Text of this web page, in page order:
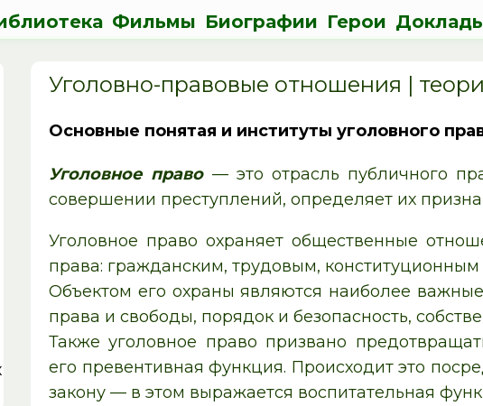
Фильмы Биографии Герои
Уголовно-правовые отношения |
Основные понятая и институты уголовного
Уголовное право— это отрасль публичного
совершении преступлений, определяет их
Уголовное право охраняет общественные
права: гражданским, трудовым, конституционным
Объектом его охраны являются наиболее
права и свободы, порядок и безопасность,
Также уголовное право призвано
его превентивная функция. Происходит это
закону — в этом выражается воспитательная